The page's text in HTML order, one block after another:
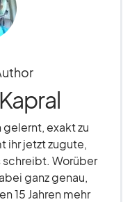
gelernt, exakt zu
ihr jetzt zugute,
schreibt. Worüber
ganz genau,
15 Jahren mehr